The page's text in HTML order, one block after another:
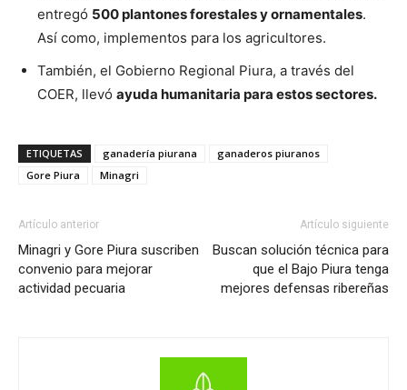
entregó 500 plantones forestales y ornamentales.
Así como, implementos para los agricultores.
También, el Gobierno Regional Piura, a través del
COER, llevó ayuda humanitaria para estos sectores.
ETIQUETAS ganadería piurana
ganaderos piuranos
Gore Piura
Minagri
Artículo anterior
Minagri y Gore Piura suscriben
convenio para mejorar
actividad pecuaria
Artículo siguiente
Buscan solución técnica para
que el Bajo Piura tenga
mejores defensas ribereñas